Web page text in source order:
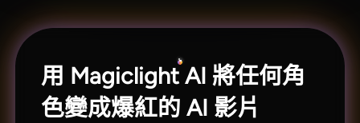
用 Magiclight AI 將任何角
色變成爆紅的 AI 影片